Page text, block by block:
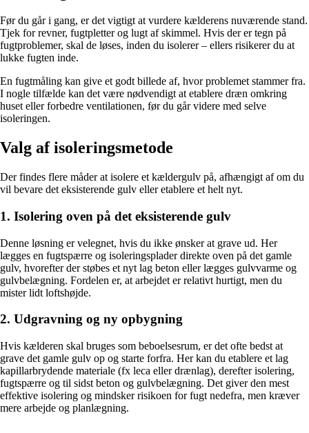
Før du går i gang, er det vigtigt at vurdere kælderens nuværende stand.
Tjek for revner, fugtpletter og lugt af skimmel. Hvis der er tegn på
fugtproblemer, skal de løses, inden du isolerer – ellers risikerer du at
lukke fugten inde.
En fugtmåling kan give et godt billede af, hvor problemet stammer fra.
I nogle tilfælde kan det være nødvendigt at etablere dræn omkring
huset eller forbedre ventilationen, før du går videre med selve
isoleringen.
Valg af isoleringsmetode
Der findes flere måder at isolere et kældergulv på, afhængigt af om du
vil bevare det eksisterende gulv eller etablere et helt nyt.
1. Isolering oven på det eksisterende gulv
Denne løsning er velegnet, hvis du ikke ønsker at grave ud. Her
lægges en fugtspærre og isoleringsplader direkte oven på det gamle
gulv, hvorefter der støbes et nyt lag beton eller lægges gulvvarme og
gulvbelægning. Fordelen er, at arbejdet er relativt hurtigt, men du
mister lidt loftshøjde.
2. Udgravning og ny opbygning
Hvis kælderen skal bruges som beboelsesrum, er det ofte bedst at
grave det gamle gulv op og starte forfra. Her kan du etablere et lag
kapillarbrydende materiale (fx leca eller drænlag), derefter isolering,
fugtspærre og til sidst beton og gulvbelægning. Det giver den mest
effektive isolering og mindsker risikoen for fugt nedefra, men kræver
mere arbejde og planlægning.